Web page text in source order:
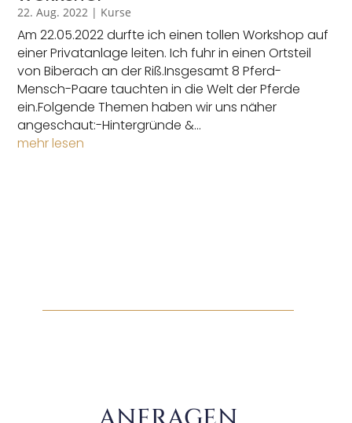
22. Aug. 2022 | Kurse
Am 22.05.2022 durfte ich einen tollen Workshop auf
einer Privatanlage leiten. Ich fuhr in einen Ortsteil
von Biberach an der Riß.Insgesamt 8 Pferd-
Mensch-Paare tauchten in die Welt der Pferde
ein.Folgende Themen haben wir uns näher
angeschaut:-Hintergründe &...
mehr lesen